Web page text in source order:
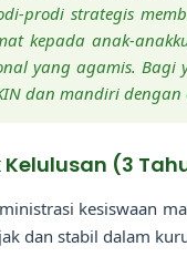
prodi strategis
kepada anak-
yang agamis.
dan mandiri dengan
(3
kesiswaan
dan stabil dalam